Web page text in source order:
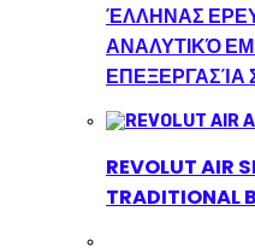
ΈΛΛΗΝΑΣ
ΑΝΑΛΥΤΙΚΌ
REVOLUT AIR
TRADITIONAL